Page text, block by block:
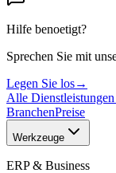
Hilfe benoetigt?
Sprechen Sie mit
Legen Sie los→
Alle Dienstleistungen
BranchenPreise
Werkzeuge
ERP & Business